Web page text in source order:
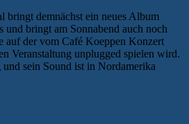
bringt demnächst ein neues Album
und bringt am Sonnabend auch noch
auf der vom Café Koeppen Konzert
Veranstaltung unplugged spielen wird.
sein Sound ist in Nordamerika